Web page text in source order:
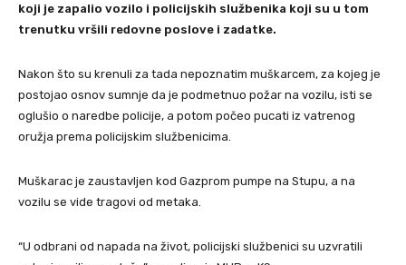
koji je zapalio vozilo i policijskih službenika koji su u tom
trenutku vršili redovne poslove i zadatke.
Nakon što su krenuli za tada nepoznatim muškarcem, za kojeg je
postojao osnov sumnje da je podmetnuo požar na vozilu, isti se
oglušio o naredbe policije, a potom počeo pucati iz vatrenog
oružja prema policijskim službenicima.
Muškarac je zaustavljen kod Gazprom pumpe na Stupu, a na
vozilu se vide tragovi od metaka.
“U odbrani od napada na život, policijski službenici su uzvratili